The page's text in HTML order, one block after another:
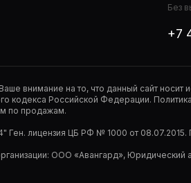
Без
+7
внимание на то, что данный сайт носит
кодекса Российской Федерации.
по продажам.
Ген. лицензия ЦБ РФ № 1000 от
ООО «Авангард»,